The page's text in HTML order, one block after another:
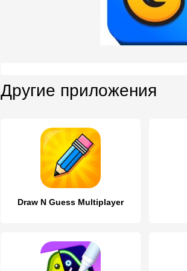
Другие приложения
Draw N Guess Multiplayer